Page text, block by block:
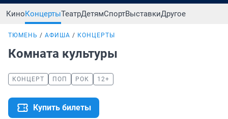
КиноКонцертыТеатрДетямСпортВыставкиДругое
ТЮМЕНЬ АФИША КОНЦЕРТЫ
Комната культуры
КОНЦЕРТ ПОП РОК 12+
Купить билеты